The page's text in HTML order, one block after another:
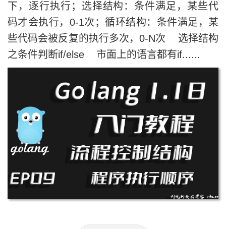
下，逐行执行；选择结构：条件满足，某些代
码才会执行，0-1次；循环结构：条件满足，某
些代码会被反复的执行多次，0-N次 选择结构
之条件判断if/else 市面上的语言都有if......